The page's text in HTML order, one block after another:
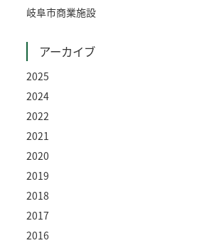
岐阜市商業施設
アーカイブ
2025
2024
2022
2021
2020
2019
2018
2017
2016